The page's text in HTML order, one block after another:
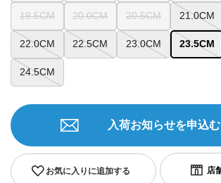
19.5CM 20.0CM 20.5CM 21.0CM
22.0CM 22.5CM 23.0CM 23.5CM
24.5CM
お気に入りに追加する
入荷お知らせを申込む